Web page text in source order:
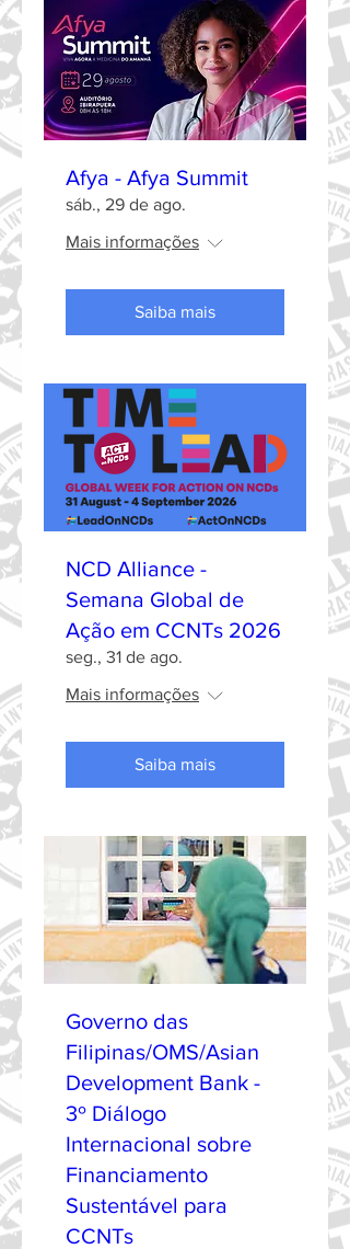
Afya - Afya Summit
sáb., 29 de ago.
Mais informações
Saiba mais
NCD Alliance -
Semana Global de
Ação em CCNTs 2026
seg., 31 de ago.
Mais informações
Saiba mais
Governo das
Filipinas/OMS/Asian
Development Bank -
3º Diálogo
Internacional sobre
Financiamento
Sustentável para
CCNTs